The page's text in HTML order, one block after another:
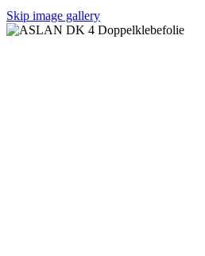
Skip image gallery